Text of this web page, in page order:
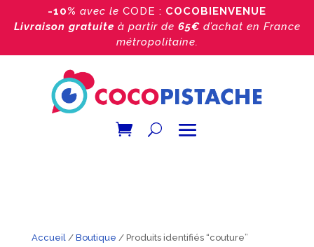
-10% avec le CODE : COCOBIENVENUE
Livraison gratuite à partir de 65€ d’achat en France
métropolitaine.
Accueil/ Boutique / Produits identifiés “couture”